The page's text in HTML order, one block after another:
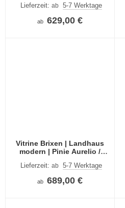
Lieferzeit: ab 5-7 Werktage
ab 629,00 €
Vitrine Brixen | Landhaus
modern | Pinie Aurelio /
Lieferzeit: ab 5-7 Werktage
ab 689,00 €